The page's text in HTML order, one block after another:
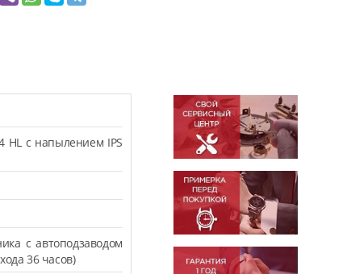
HL с напылением IPS
с автоподзаводом
36 часов)